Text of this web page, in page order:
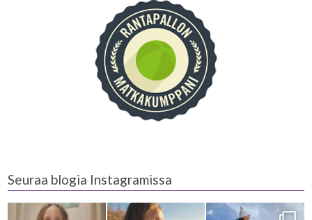
Seuraa blogia Instagramissa